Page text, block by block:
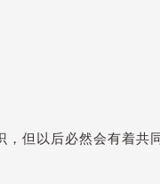
但以后必然会有着共